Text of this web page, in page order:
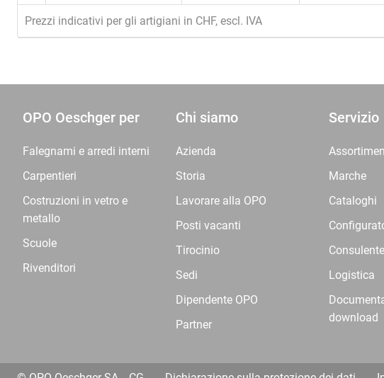
Prezzi indicativi per gli artigiani in CHF, escl. IVA
OPO Oeschger per
Falegnami e arredi interni
Carpentieri
Costruzioni in vetro e
metallo
Scuole
Rivenditori
Chi siamo
Azienda
Storia
Lavorare alla OPO
Posti vacanti
Tirocinio
Sedi
Dipendente OPO
Partner
Servizio
Marche
Cataloghi
Consulente
Logistica
download